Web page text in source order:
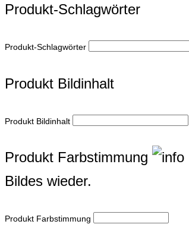
Produkt-Schlagwörter
Produkt-Schlagwörter
Produkt Bildinhalt
Produkt Bildinhalt
Produkt Farbstimmung
Bildes wieder.
Produkt Farbstimmung